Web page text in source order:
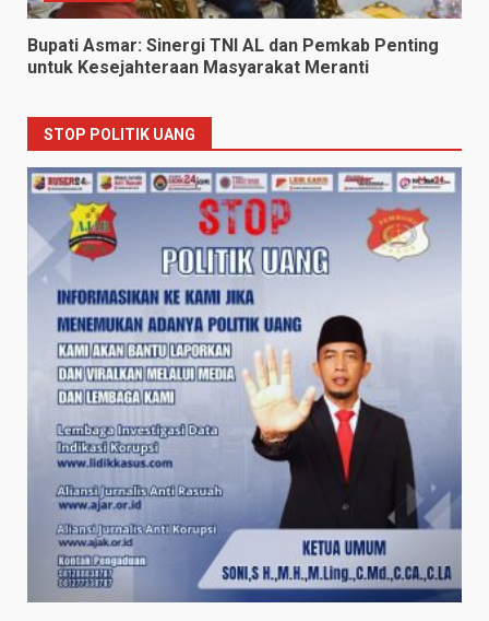
Bupati Asmar: Sinergi TNI AL dan Pemkab Penting
untuk Kesejahteraan Masyarakat Meranti
STOP POLITIK UANG